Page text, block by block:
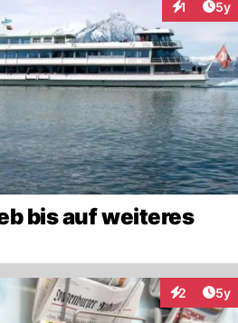
1 5y
bis auf weiteres
2 5y